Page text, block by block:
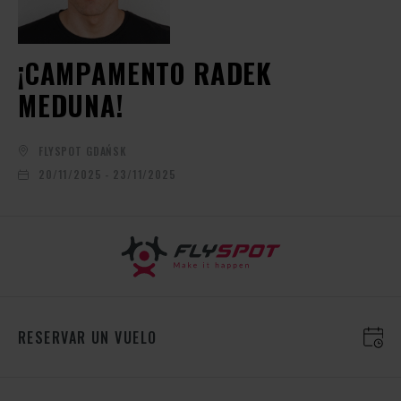
¡CAMPAMENTO RADEK
MEDUNA!
FLYSPOT GDAŃSK
20/11/2025 - 23/11/2025
RESERVAR UN VUELO